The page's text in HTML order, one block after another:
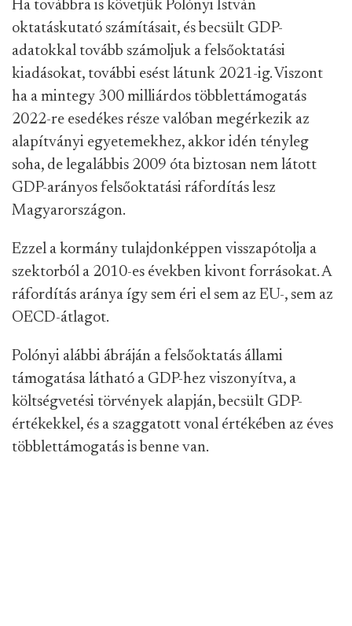
Ha továbbra is követjük Polónyi István
oktatáskutató számításait, és becsült GDP-
adatokkal tovább számoljuk a felsőoktatási
kiadásokat, további esést látunk 2021-ig. Viszont
ha a mintegy 300 milliárdos többlettámogatás
2022-re esedékes része valóban megérkezik az
alapítványi egyetemekhez, akkor idén tényleg
soha, de legalábbis 2009 óta biztosan nem látott
GDP-arányos felsőoktatási ráfordítás lesz
Magyarországon.
Ezzel a kormány tulajdonképpen visszapótolja a
szektorból a 2010-es években kivont forrásokat. A
ráfordítás aránya így sem éri el sem az EU-, sem az
OECD-átlagot.
Polónyi alábbi ábráján a felsőoktatás állami
támogatása látható a GDP-hez viszonyítva, a
költségvetési törvények alapján, becsült GDP-
értékekkel, és a szaggatott vonal értékében az éves
többlettámogatás is benne van.